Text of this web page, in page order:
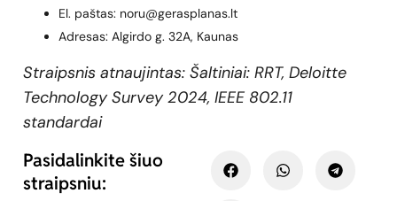
El. paštas: noru@gerasplanas.lt
Adresas: Algirdo g. 32A, Kaunas
Straipsnis atnaujintas: Šaltiniai: RRT, Deloitte
Technology Survey 2024, IEEE 802.11
standardai
Pasidalinkite šiuo
straipsniu: